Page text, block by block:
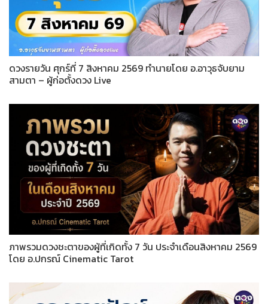
ดวงรายวัน ศุกร์ที่ 7 สิงหาคม 2569 ทำนายโดย อ.อาวุธจับยาม
สามตา – ผู้ก่อตั้งดวง Live
ภาพรวมดวงชะตาของผู้ที่เกิดทั้ง 7 วัน ประจำเดือนสิงหาคม 2569
โดย อ.ปกรณ์ Cinematic Tarot